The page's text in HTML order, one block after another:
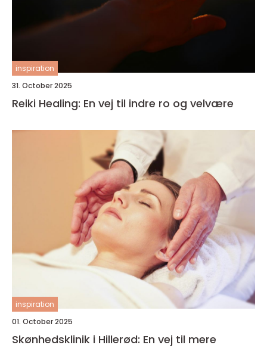
inspiration
31. October 2025
Reiki Healing: En vej til indre ro og velvære
inspiration
01. October 2025
Skønhedsklinik i Hillerød: En vej til mere